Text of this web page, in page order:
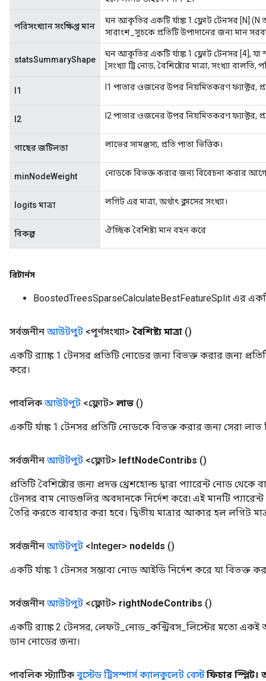
পরিসংখ্যান সংক্ষিপ্ত মান
ঘন আকৃতির একটি র্যাঙ্ক 1 ফ্লোট টেনসর [N] (N অ-
সারাংশ_সূচকে প্রতিটি উপাদানের জন্য মান
statsSummaryShape
ঘন আকৃতির একটি র্যাঙ্ক 1 ফ্লোট টেনসর [4], যা
[সংখ্যা ট্রি নোড, বৈশিষ্ট্যের মাত্রা, সংখ্যা বালতি,
l1 l1 পাতার ওজনের উপর নিয়মিতকরণ ফ্যাক্টর,
l2 l2 পাতার ওজনের উপর নিয়মিতকরণ ফ্যাক্টর,
গাছের জটিলতা লাভের সামঞ্জস্য, প্রতি পাতা ভিত্তিক।
minNodeWeight নোডকে বিভক্ত করার জন্য বিবেচনা করার
logits মাত্রা লগিট এর মাত্রা, অর্থাৎ ক্লাসের সংখ্যা।
বিকল্প ঐচ্ছিক বৈশিষ্ট্য মান বহন করে
রিটার্নস
BoostedTreesSparseCalculateBestFeatureSplit এর
সর্বজনীন আউটপুট <পূর্ণসংখ্যা> বৈশিষ্ট্য মাত্রা ()
একটি র‍্যাঙ্ক 1 টেনসর প্রতিটি নোডের জন্য বিভক্ত করার জন্য প্রতিটি
করে।
পাবলিক আউটপুট <ফ্লোট> লাভ ()
একটি র্যাঙ্ক 1 টেনসর প্রতিটি নোডকে বিভক্ত করার জন্য সেরা লাভ
সর্বজনীন আউটপুট <ফ্লোট> leftNodeContribs ()
প্রতিটি বৈশিষ্ট্যের জন্য প্রদত্ত থ্রেশহোল্ড দ্বারা প্যারেন্ট নোড
টেনসর বাম নোডগুলির অবদানকে নির্দেশ করে৷ এই মানটি
তৈরি করতে ব্যবহার করা হবে। দ্বিতীয় মাত্রার আকার হল লগিট
সর্বজনীন আউটপুট <Integer> nodeIds ()
একটি র্যাঙ্ক 1 টেনসর সম্ভাব্য নোড আইডি নির্দেশ করে যা বিভক্ত
সর্বজনীন আউটপুট <ফ্লোট> rightNodeContribs ()
একটি র‍্যাঙ্ক 2 টেনসর, লেফট_নোড_কন্ট্রিবস_লিস্টের মতো একই
ডান নোডের জন্য।
পাবলিক স্ট্যাটিক বুস্টেড ট্রিসস্পার্স ক্যালকুলেট বেস্ট ফিচার